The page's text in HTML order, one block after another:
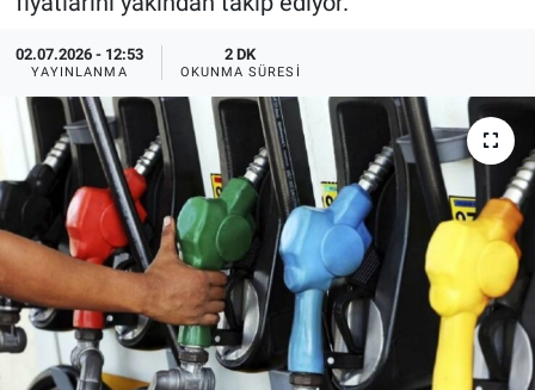
02.07.2026 - 12:53
YAYINLANMA
2 DK
OKUNMA SÜRESI